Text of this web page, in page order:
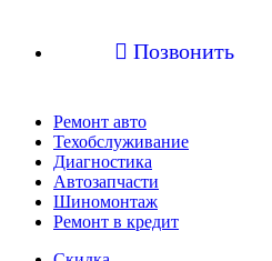
 Позвонить
Ремонт авто
Техобслуживание
Диагностика
Автозапчасти
Шиномонтаж
Ремонт в кредит